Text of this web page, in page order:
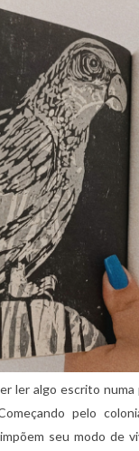
ler algo escrito
pelo
seu modo de